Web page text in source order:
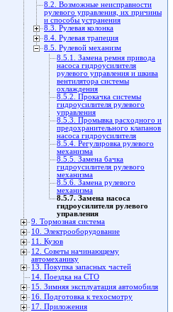
8.2. Возможные неисправности
рулевого управления, их причины
и способы устранения
8.3. Рулевая колонка
8.4. Рулевая трапеция
8.5. Рулевой механизм
8.5.1. Замена ремня привода
насоса гидроусилителя
рулевого управления и шкива
вентилятора системы
охлаждения
8.5.2. Прокачка системы
гидроусилителя рулевого
управления
8.5.3. Промывка расходного и
предохранительного клапанов
насоса гидроусилителя
8.5.4. Регулировка рулевого
механизма
8.5.5. Замена бачка
гидроусилителя рулевого
механизма
8.5.6. Замена рулевого
механизма
8.5.7. Замена насоса
гидроусилителя рулевого
управления
9. Тормозная система
10. Электрооборудование
11. Кузов
12. Советы начинающему
автомеханику
13. Покупка запасных частей
14. Поездка на СТО
15. Зимняя эксплуатация автомобиля
16. Подготовка к техосмотру
17. Приложения